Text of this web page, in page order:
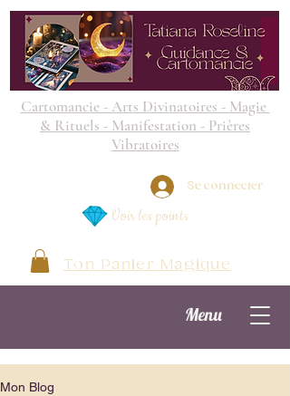
Cartomancie - Arts Divinatoires - Magie
& Rituels - Manifestation - Prières
Vibratoires
Menu
Ton Panier Magique
Se connecter
Voir les points
Mon Blog